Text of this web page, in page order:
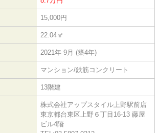
15,000円
22.04㎡
2021年 9月 (築4年)
マンション/鉄筋コンクリート
13階建
株式会社アップスタイル上野駅前店
東京都台東区上野６丁目16-13 藤屋
ビル4階